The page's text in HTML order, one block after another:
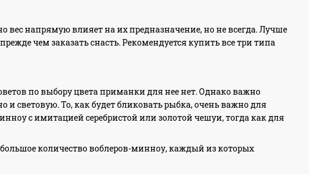
напрямую влияет на их предназначение, но не всегда. Лучше
чем заказать снасть. Рекомендуется купить все три типа
по выбору цвета приманки для нее нет. Однако важно
световую. То, как будет бликовать рыбка, очень важно для
с имитацией серебристой или золотой чешуи, тогда как для
количество воблеров-минноу, каждый из которых